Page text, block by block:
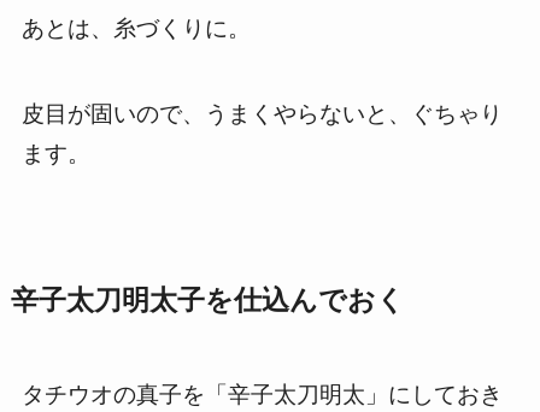
あとは、糸づくりに。
皮目が固いので、うまくやらないと、ぐちゃり
ます。
辛子太刀明太子を仕込んでおく
タチウオの真子を「辛子太刀明太」にしておき